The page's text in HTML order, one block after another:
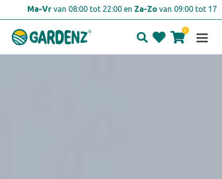
to
content
Ma-Vrvan 08:00 tot 22:00 enZa-Zovan 09:00 tot 17:00
0